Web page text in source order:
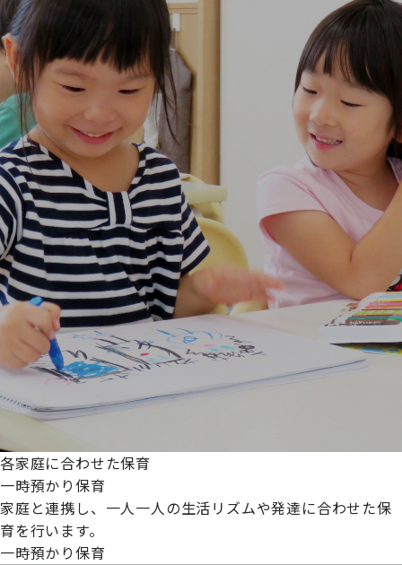
各家庭に合わせた保育
一時預かり保育
家庭と連携し、一人一人の生活リズムや発達に合わせた保
育を行います。
一時預かり保育